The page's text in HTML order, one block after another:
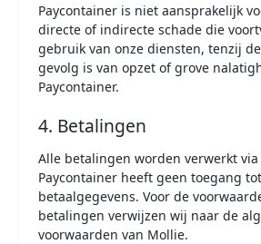
Paycontainer is niet aansprakelijk
directe of indirecte schade die
gebruik van onze diensten, tenzij
gevolg is van opzet of grove
Paycontainer.
4. Betalingen
Alle betalingen worden verwerkt
Paycontainer heeft geen toegang
betaalgegevens. Voor de
betalingen verwijzen wij naar de
voorwaarden van Mollie.